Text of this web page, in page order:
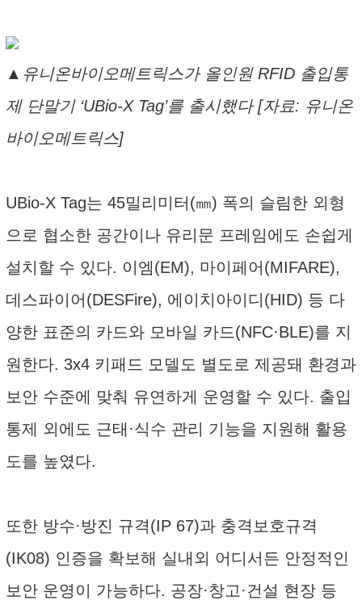
▲유니온바이오메트릭스가 올인원 RFID 출입통
제 단말기 ‘UBio-X Tag’를 출시했다 [자료: 유니온
바이오메트릭스]
UBio-X Tag는 45밀리미터(㎜) 폭의 슬림한 외형
으로 협소한 공간이나 유리문 프레임에도 손쉽게
설치할 수 있다. 이엠(EM), 마이페어(MIFARE),
데스파이어(DESFire), 에이치아이디(HID) 등 다
양한 표준의 카드와 모바일 카드(NFC·BLE)를 지
원한다. 3x4 키패드 모델도 별도로 제공돼 환경과
보안 수준에 맞춰 유연하게 운영할 수 있다. 출입
통제 외에도 근태·식수 관리 기능을 지원해 활용
도를 높였다.
또한 방수·방진 규격(IP 67)과 충격보호규격
(IK08) 인증을 확보해 실내외 어디서든 안정적인
보안 운영이 가능하다. 공장·창고·건설 현장 등